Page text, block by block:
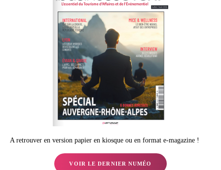
A retrouver en version papier en kiosque ou en format e-magazine !
VOIR LE DERNIER NUMÉO